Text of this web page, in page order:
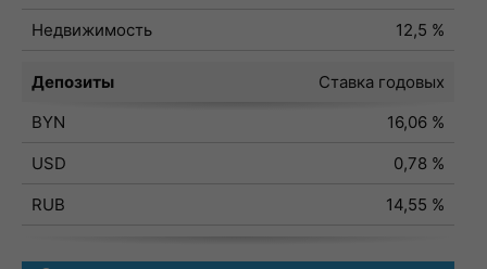
Недвижимость
12,5 %
Депозиты
Ставка годовых
BYN
16,06 %
USD
0,78 %
RUB
14,55 %